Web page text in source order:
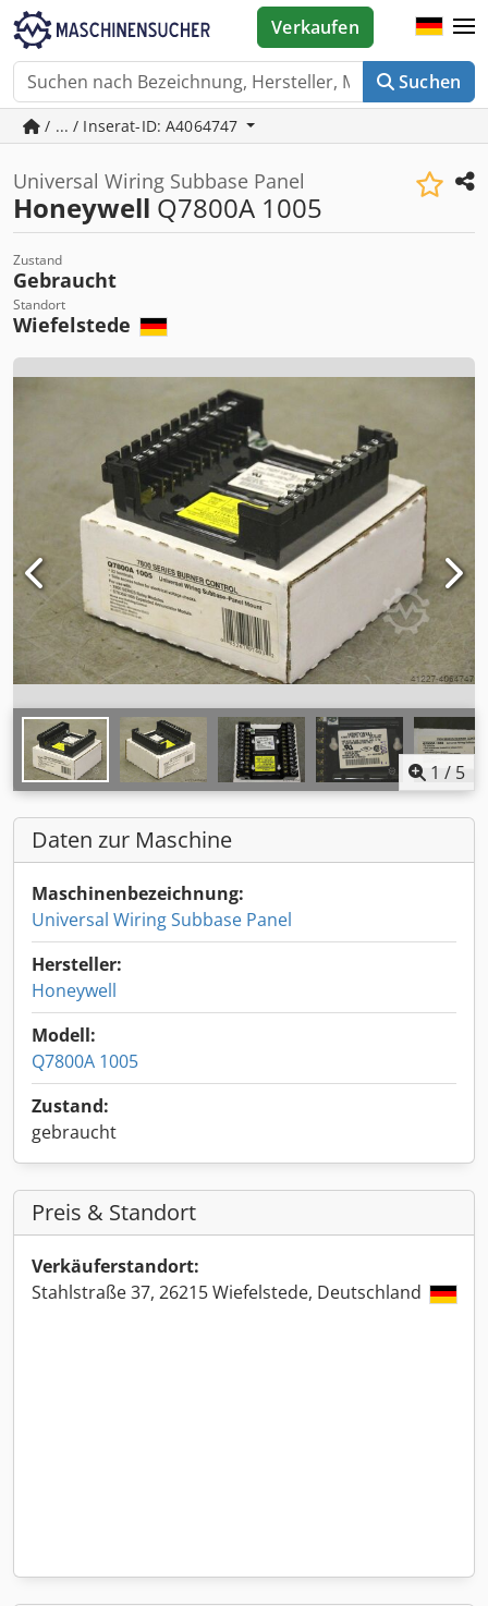
Suchen
Verkaufen
/ ... / Inserat-ID: A4064747
Universal Wiring Subbase Panel
Honeywell Q7800A 1005
Zustand
Gebraucht
Standort
Wiefelstede
1 / 5
Daten zur Maschine
Maschinenbezeichnung:
Universal Wiring Subbase Panel
Hersteller:
Honeywell
Modell:
Q7800A 1005
Zustand:
gebraucht
Preis & Standort
Verkäuferstandort:
Stahlstraße 37, 26215 Wiefelstede, Deutschland